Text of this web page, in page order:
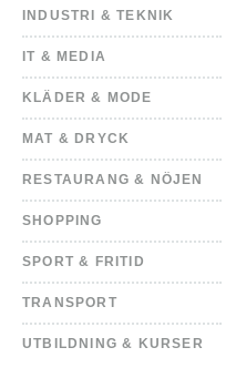
INDUSTRI & TEKNIK
IT & MEDIA
KLÄDER & MODE
MAT & DRYCK
RESTAURANG & NÖJEN
SHOPPING
SPORT & FRITID
TRANSPORT
UTBILDNING & KURSER